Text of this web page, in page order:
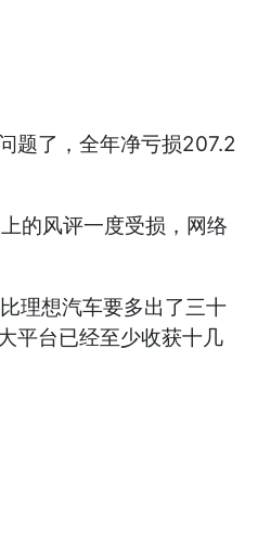
题了，全年净亏损207.2
的风评一度受损，网络
理想汽车要多出了三十
平台已经至少收获十几